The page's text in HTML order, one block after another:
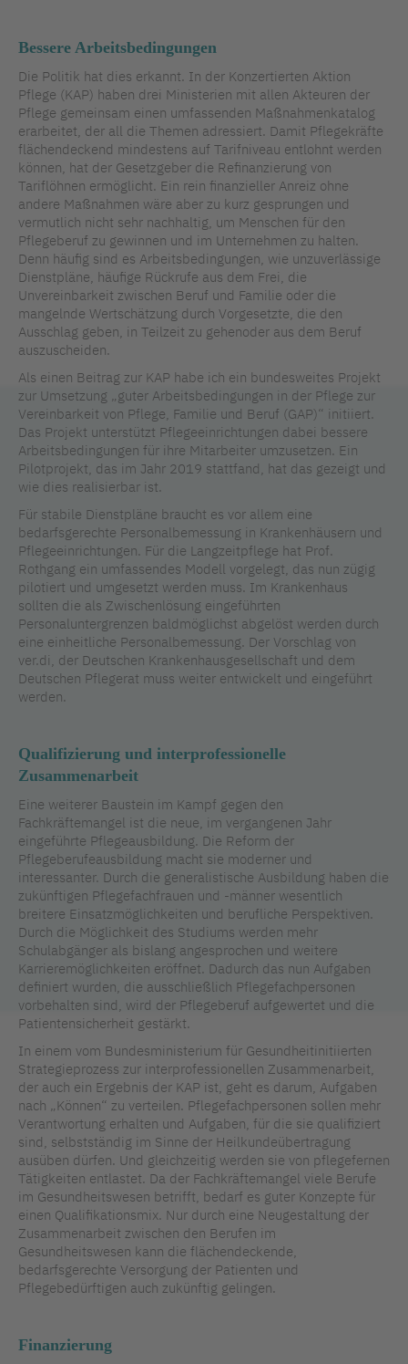
Bessere Arbeitsbedingungen
Die Politik hat dies erkannt. In der Konzertierten Aktion
Pflege (KAP) haben drei Ministerien mit allen Akteuren der
Pflege gemeinsam einen umfassenden Maßnahmenkatalog
erarbeitet, der all die Themen adressiert. Damit Pflegekräfte
flächendeckend mindestens auf Tarifniveau entlohnt werden
können, hat der Gesetzgeber die Refinanzierung von
Tariflöhnen ermöglicht. Ein rein finanzieller Anreiz ohne
andere Maßnahmen wäre aber zu kurz gesprungen und
vermutlich nicht sehr nachhaltig, um Menschen für den
Pflegeberuf zu gewinnen und im Unternehmen zu halten.
Denn häufig sind es Arbeitsbedingungen, wie unzuverlässige
Dienstpläne, häufige Rückrufe aus dem Frei, die
Unvereinbarkeit zwischen Beruf und Familie oder die
mangelnde Wertschätzung durch Vorgesetzte, die den
Ausschlag geben, in Teilzeit zu gehenoder aus dem Beruf
auszuscheiden.
Als einen Beitrag zur KAP habe ich ein bundesweites Projekt
zur Umsetzung „guter Arbeitsbedingungen in der Pflege zur
Vereinbarkeit von Pflege, Familie und Beruf (GAP)“ initiiert.
Das Projekt unterstützt Pflegeeinrichtungen dabei bessere
Arbeitsbedingungen für ihre Mitarbeiter umzusetzen. Ein
Pilotprojekt, das im Jahr 2019 stattfand, hat das gezeigt und
wie dies realisierbar ist.
Für stabile Dienstpläne braucht es vor allem eine
bedarfsgerechte Personalbemessung in Krankenhäusern und
Pflegeeinrichtungen. Für die Langzeitpflege hat Prof.
Rothgang ein umfassendes Modell vorgelegt, das nun zügig
pilotiert und umgesetzt werden muss. Im Krankenhaus
sollten die als Zwischenlösung eingeführten
Personaluntergrenzen baldmöglichst abgelöst werden durch
eine einheitliche Personalbemessung. Der Vorschlag von
ver.di, der Deutschen Krankenhausgesellschaft und dem
Deutschen Pflegerat muss weiter entwickelt und eingeführt
werden.
Qualifizierung und interprofessionelle
Zusammenarbeit
Eine weiterer Baustein im Kampf gegen den
Fachkräftemangel ist die neue, im vergangenen Jahr
eingeführte Pflegeausbildung. Die Reform der
Pflegeberufeausbildung macht sie moderner und
interessanter. Durch die generalistische Ausbildung haben die
zukünftigen Pflegefachfrauen und -männer wesentlich
breitere Einsatzmöglichkeiten und berufliche Perspektiven.
Durch die Möglichkeit des Studiums werden mehr
Schulabgänger als bislang angesprochen und weitere
Karrieremöglichkeiten eröffnet. Dadurch das nun Aufgaben
definiert wurden, die ausschließlich Pflegefachpersonen
vorbehalten sind, wird der Pflegeberuf aufgewertet und die
Patientensicherheit gestärkt.
In einem vom Bundesministerium für Gesundheitinitiierten
Strategieprozess zur interprofessionellen Zusammenarbeit,
der auch ein Ergebnis der KAP ist, geht es darum, Aufgaben
nach „Können“ zu verteilen. Pflegefachpersonen sollen mehr
Verantwortung erhalten und Aufgaben, für die sie qualifiziert
sind, selbstständig im Sinne der Heilkundeübertragung
ausüben dürfen. Und gleichzeitig werden sie von pflegefernen
Tätigkeiten entlastet. Da der Fachkräftemangel viele Berufe
im Gesundheitswesen betrifft, bedarf es guter Konzepte für
einen Qualifikationsmix. Nur durch eine Neugestaltung der
Zusammenarbeit zwischen den Berufen im
Gesundheitswesen kann die flächendeckende,
bedarfsgerechte Versorgung der Patienten und
Pflegebedürftigen auch zukünftig gelingen.
Finanzierung